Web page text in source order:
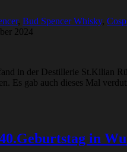
, Bud Spencer Whisky,
2024
in der Destillerie St.Kilian
Es gab auch dieses Mal
in